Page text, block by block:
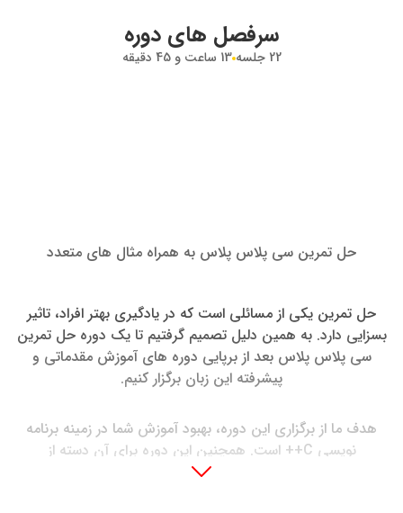
سرفصل های دوره
22 جلسه13 ساعت و 45 دقیقه
حل تمرین سی پلاس پلاس به همراه مثال های متعدد
حل تمرین یکی از مسائلی است که در یادگیری بهتر افراد، تاثیر
بسزایی دارد. به همین دلیل تصمیم گرفتیم تا یک دوره حل تمرین
سی پلاس پلاس بعد از برپایی دوره های آموزش مقدماتی و
پیشرفته این زبان برگزار کنیم.
هدف ما از برگزاری این دوره، بهبود آموزش شما در زمینه برنامه
نویسی C++ است. همچنین این دوره برای آن دسته از
دانشجویانی که قصد دارند با مسائل بیشتری از زبان برنامه نویسی